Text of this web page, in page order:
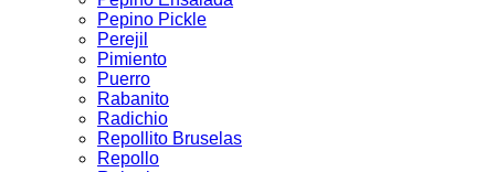
Pepino Pickle
Perejil
Pimiento
Puerro
Rabanito
Radichio
Repollito Bruselas
Repollo